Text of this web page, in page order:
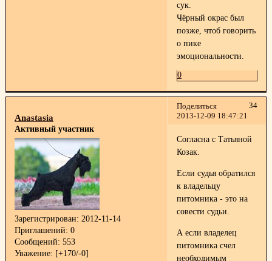
сук.
Чёрный окрас был
позже, чтоб говорить
о пике
эмоциональности.
0
Поделиться
34
2013-12-09 18:47:21
Anastasia
Активный участник
Зарегистрирован: 2012-11-14
Приглашений: 0
Сообщений: 553
Уважение: [+170/-0]
Согласна с Татьяной
Козак.
Если судья обратился
к владельцу
питомника - это на
совести судьи.
А если владелец
питомника счел
необходимым